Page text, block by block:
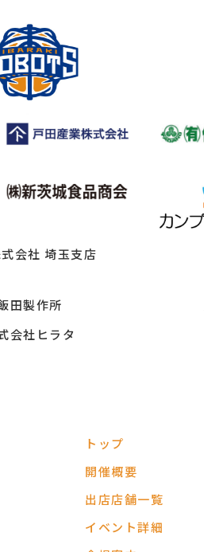
会社 埼玉支店
田製作所
会社ヒラタ
トップ
開催概要
出店店舗一覧
イベント詳細